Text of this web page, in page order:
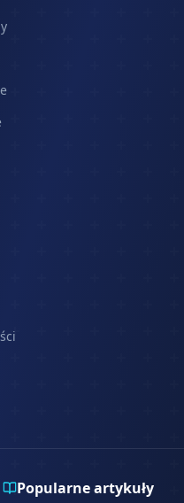
Popularne artykuły